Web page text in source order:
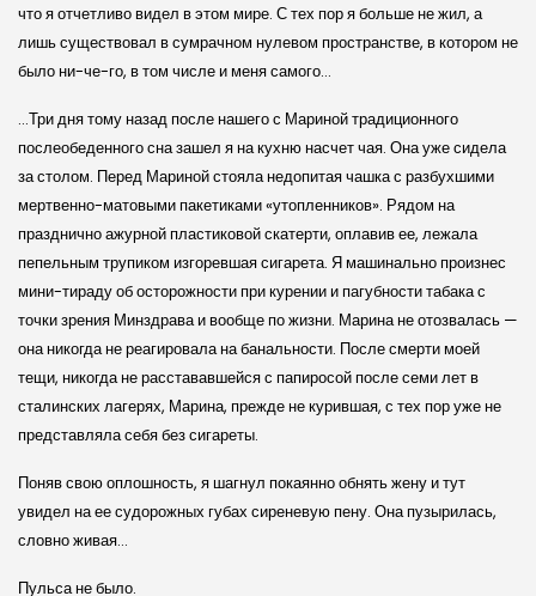
что я отчетливо видел в этом мире. С тех пор я больше не жил, а
лишь существовал в сумрачном нулевом пространстве, в котором не
было ни-че-го, в том числе и меня самого…
…Три дня тому назад после нашего с Мариной традиционного
послеобеденного сна зашел я на кухню насчет чая. Она уже сидела
за столом. Перед Мариной стояла недопитая чашка с разбухшими
мертвенно-матовыми пакетиками «утопленников». Рядом на
празднично ажурной пластиковой скатерти, оплавив ее, лежала
пепельным трупиком изгоревшая сигарета. Я машинально произнес
мини-тираду об осторожности при курении и пагубности табака с
точки зрения Минздрава и вообще по жизни. Марина не отозвалась —
она никогда не реагировала на банальности. После смерти моей
тещи, никогда не расстававшейся с папиросой после семи лет в
сталинских лагерях, Марина, прежде не курившая, с тех пор уже не
представляла себя без сигареты.
Поняв свою оплошность, я шагнул покаянно обнять жену и тут
увидел на ее судорожных губах сиреневую пену. Она пузырилась,
словно живая…
Пульса не было.